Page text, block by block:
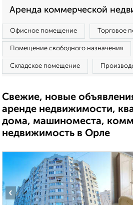
Аренда коммерческой
Офисное помещение Торговое
Помещение свободного назначения
Складское помещение
Свежие, новые
аренде недвижимости,
дома, машиноместа,
недвижимость в Орле
‹